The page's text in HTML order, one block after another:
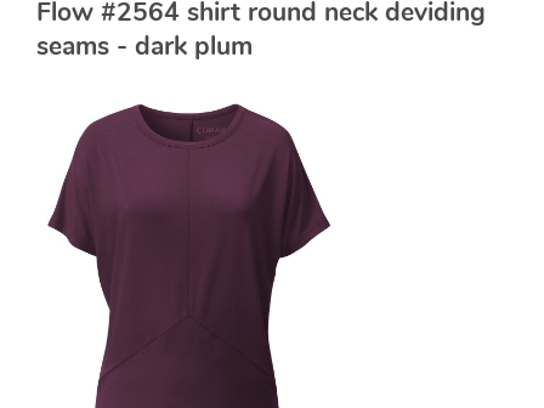
Flow #2564 shirt round neck deviding
seams - dark plum